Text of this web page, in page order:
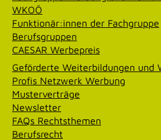
WKOÖ
Funktionär:innen der Fachgruppe
Berufsgruppen
CAESAR Werbepreis
Geförderte Weiterbildungen und
Profis Netzwerk Werbung
Musterverträge
Newsletter
FAQs Rechtsthemen
Berufsrecht